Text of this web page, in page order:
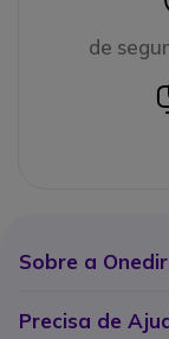
de
Sobre a
Precisa de